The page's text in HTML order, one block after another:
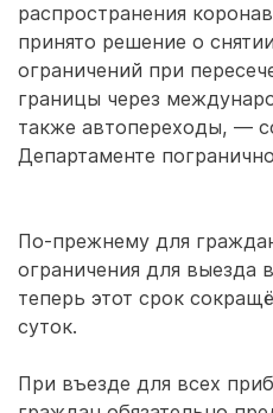
распространения
принято решение о
ограничений при
границы через
также автопереходы, —
Департаменте
По-прежнему для
ограничения для выезда
теперь этот срок
суток.
При въезде для всех